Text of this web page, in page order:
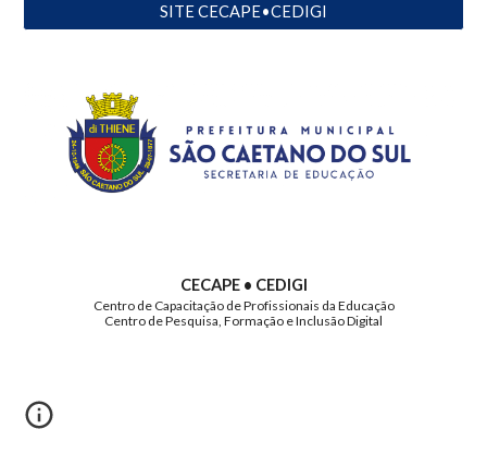
SITE CECAPE•CEDIGI
CECAPE • CEDIGI
Centro de Capacitação de Profissionais da Educação
Centro de Pesquisa, Formação e Inclusão Digital